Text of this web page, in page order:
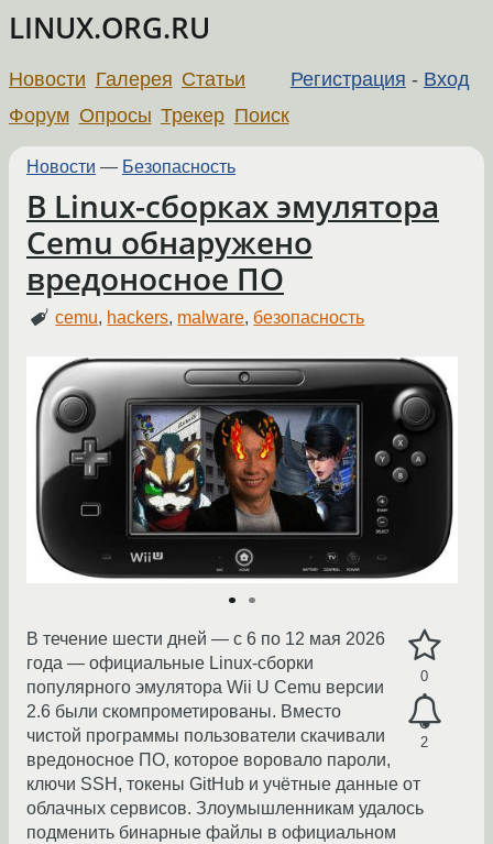
LINUX.ORG.RU
Регистрация - Вход
Новости Галерея Статьи
Форум Опросы Трекер Поиск
Новости — Безопасность
В Linux-сборках эмулятора
Cemu обнаружено
вредоносное ПО
cemu, hackers, malware, безопасность
0
2
В течение шести дней — с 6 по 12 мая 2026
года — официальные Linux-сборки
популярного эмулятора Wii U Cemu версии
2.6 были скомпрометированы. Вместо
чистой программы пользователи скачивали
вредоносное ПО, которое воровало пароли,
ключи SSH, токены GitHub и учётные данные от
облачных сервисов. Злоумышленникам удалось
подменить бинарные файлы в официальном